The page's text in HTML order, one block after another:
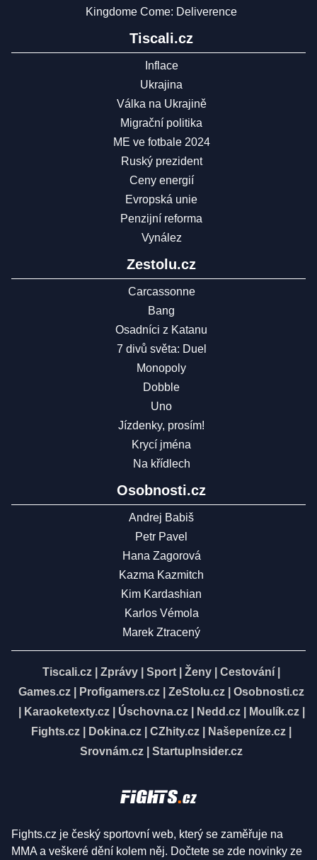
Kingdome Come: Deliverence
Tiscali.cz
Inflace
Ukrajina
Válka na Ukrajině
Migrační politika
ME ve fotbale 2024
Ruský prezident
Ceny energií
Evropská unie
Penzijní reforma
Vynález
Zestolu.cz
Carcassonne
Bang
Osadníci z Katanu
7 divů světa: Duel
Monopoly
Dobble
Uno
Jízdenky, prosím!
Krycí jména
Na křídlech
Osobnosti.cz
Andrej Babiš
Petr Pavel
Hana Zagorová
Kazma Kazmitch
Kim Kardashian
Karlos Vémola
Marek Ztracený
Tiscali.cz Zprávy Sport Ženy Cestování
Games.cz
Profigamers.cz ZeStolu.cz
Osobnosti.cz
Karaoketexty.cz| Úschovna.cz| Nedd.cz| Moulík.cz|
Fights.cz
Dokina.cz CZhity.cz Našepeníze.cz
Srovnám.cz
StartupInsider.cz
Fights.cz je český sportovní web, který se zaměřuje na
MMA a veškeré dění kolem něj. Dočtete se zde novinky ze